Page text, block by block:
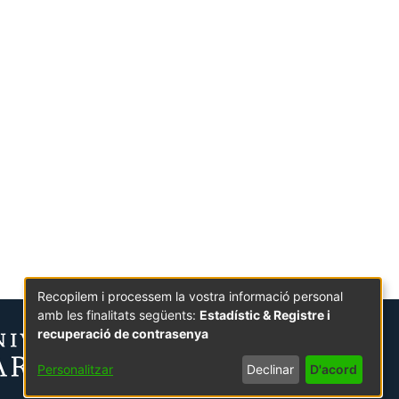
Recopilem i processem la vostra informació personal
amb les finalitats següents: Estadístic & Registre i
recuperació de contrasenya
Personalitzar Declinar D'acord